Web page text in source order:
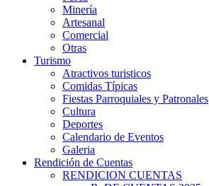
Minería
Artesanal
Comercial
Otras
Turismo
Atractivos turisticos
Comidas Típicas
Fiestas Parroquiales y Patronales
Cultura
Deportes
Calendario de Eventos
Galeria
Rendición de Cuentas
RENDICION CUENTAS